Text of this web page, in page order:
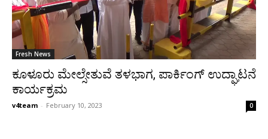
Fresh News
ಕೂಳೂರು ಮೇಲ್ಸೇತುವೆ ತಳಭಾಗ, ಪಾರ್ಕಿಂಗ್ ಉದ್ಘಾಟನೆ
ಕಾರ್ಯಕ್ರಮ
v4team - February 10, 2023 0